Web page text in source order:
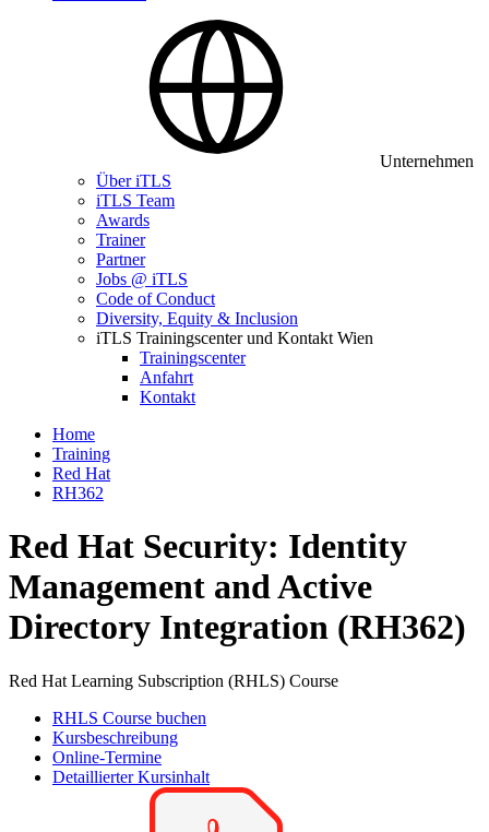
Unternehmen
Über iTLS
iTLS Team
Awards
Trainer
Partner
Jobs @ iTLS
Code of Conduct
Diversity, Equity & Inclusion
iTLS Trainingscenter und Kontakt Wien
Trainingscenter
Anfahrt
Kontakt
Home
Training
Red Hat
RH362
Red Hat Security: Identity
Management and Active
Directory Integration (RH362)
Red Hat Learning Subscription (RHLS) Course
RHLS Course buchen
Kursbeschreibung
Online-Termine
Detaillierter Kursinhalt